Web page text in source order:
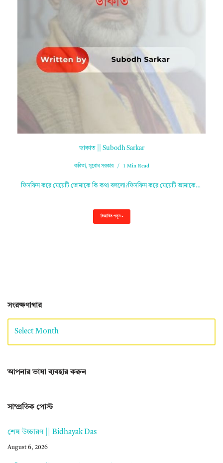
ডাকাত || Subodh Sarkar
কবিতা,সুবোধ সরকার 1 Min Read
ফিসফিস করে মেয়েটি তোমাকে কি কথা বললো?ফিসফিস করে মেয়েটি আমাকে…
বিস্তারিত পড়ুন »
সংরক্ষণাগার
আপনার ভাষা ব্যবহার করুন
সাম্প্রতিক পোস্ট
শেষ উচ্চারণ || Bidhayak Das
August 6, 2026